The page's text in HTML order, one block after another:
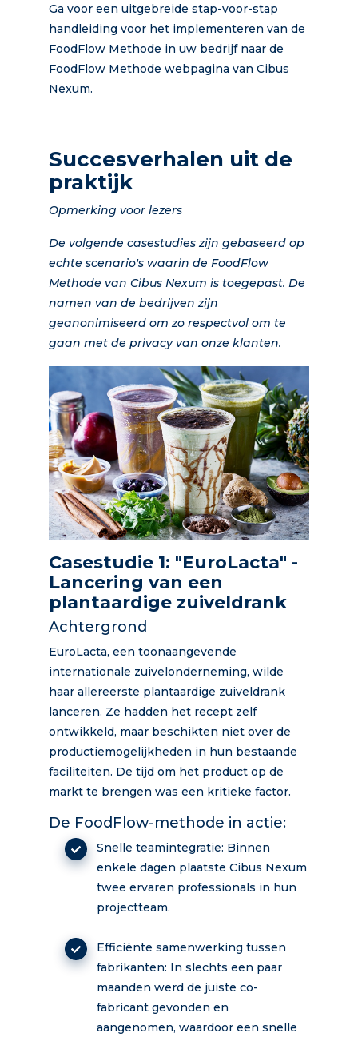
Ga voor een uitgebreide stap-voor-stap
handleiding voor het implementeren van de
FoodFlow Methode in uw bedrijf naar de
FoodFlow Methode webpagina van Cibus
Nexum.
Succesverhalen uit de
praktijk
Opmerking voor lezers
De volgende casestudies zijn gebaseerd op
echte scenario's waarin de FoodFlow
Methode van Cibus Nexum is toegepast. De
namen van de bedrijven zijn
geanonimiseerd om zo respectvol om te
gaan met de privacy van onze klanten.
Casestudie 1: "EuroLacta" -
Lancering van een
plantaardige zuiveldrank
Achtergrond
EuroLacta, een toonaangevende
internationale zuivelonderneming, wilde
haar allereerste plantaardige zuiveldrank
lanceren. Ze hadden het recept zelf
ontwikkeld, maar beschikten niet over de
productiemogelijkheden in hun bestaande
faciliteiten. De tijd om het product op de
markt te brengen was een kritieke factor.
De FoodFlow-methode in actie:
Snelle teamintegratie: Binnen
enkele dagen plaatste Cibus Nexum
twee ervaren professionals in hun
projectteam.
Efficiënte samenwerking tussen
fabrikanten: In slechts een paar
maanden werd de juiste co-
fabricant gevonden en
aangenomen, waardoor een snelle